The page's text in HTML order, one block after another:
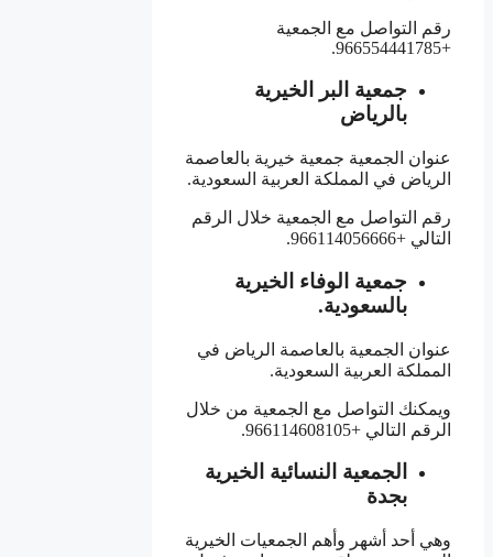
رقم التواصل مع الجمعية
+966554441785.
جمعية البر الخيرية
بالرياض
عنوان الجمعية جمعية خيرية بالعاصمة
الرياض في المملكة العربية السعودية.
رقم التواصل مع الجمعية خلال الرقم
التالي +966114056666.
جمعية الوفاء الخيرية
بالسعودية.
عنوان الجمعية بالعاصمة الرياض في
المملكة العربية السعودية.
ويمكنك التواصل مع الجمعية من خلال
الرقم التالي +966114608105.
الجمعية النسائية الخيرية
بجدة
وهي أحد أشهر وأهم الجمعيات الخيرية